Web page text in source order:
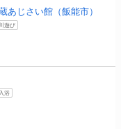
じさい館（飯能市）
川遊び
浴